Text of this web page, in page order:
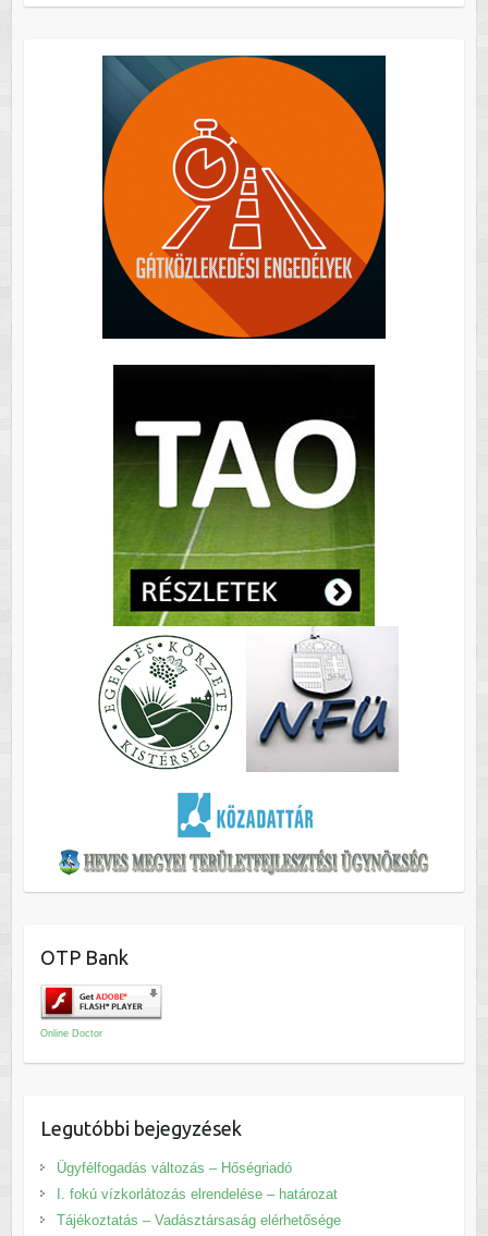
OTP Bank
Online Doctor
Legutóbbi bejegyzések
Ügyfélfogadás változás – Hőségriadó
I. fokú vízkorlátozás elrendelése – határozat
Tájékoztatás – Vadásztársaság elérhetősége